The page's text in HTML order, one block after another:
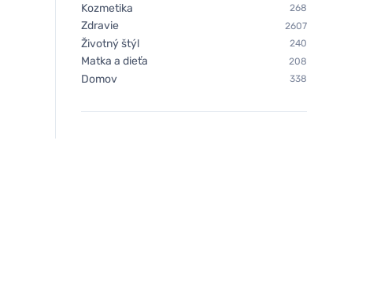
Kozmetika 268
Zdravie 2607
Životný štýl 240
Matka a dieťa 208
Domov 338